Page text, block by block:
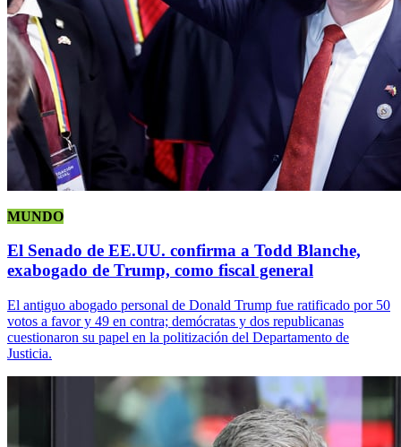
MUNDO
El Senado de EE.UU. confirma a Todd Blanche,
exabogado de Trump, como fiscal general
El antiguo abogado personal de Donald Trump fue ratificado por 50
votos a favor y 49 en contra; demócratas y dos republicanas
cuestionaron su papel en la politización del Departamento de
Justicia.